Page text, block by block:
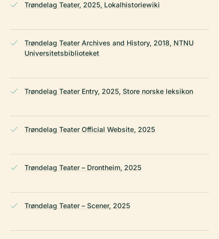
Trøndelag Teater, 2025, Lokalhistoriewiki
Trøndelag Teater Archives and History, 2018, NTNU
Universitetsbiblioteket
Trøndelag Teater Entry, 2025, Store norske leksikon
Trøndelag Teater Official Website, 2025
Trøndelag Teater – Drontheim, 2025
Trøndelag Teater – Scener, 2025